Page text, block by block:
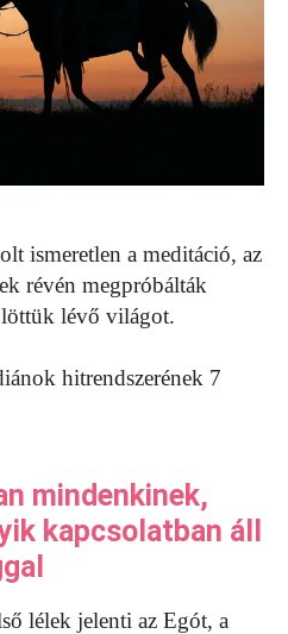
ismeretlen a meditáció, az
révén megpróbálták
lévő világot.
hitrendszerének 7
mindenkinek,
kapcsolatban áll
lélek jelenti az Egót, a